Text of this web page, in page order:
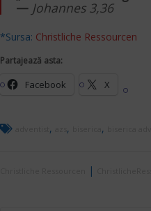
— Johannes 3,36
*Sursa: Christliche Ressourcen
Partajează asta:
Facebook X
, , ,
|